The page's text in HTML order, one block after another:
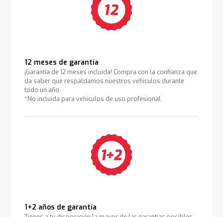
12 meses de garantía
¡Garantía de 12 meses incluida! Compra con la confianza que
da saber que respaldamos nuestros vehículos durante
todo un año.
*No incluida para vehículos de uso profesional
1+2 años de garantía